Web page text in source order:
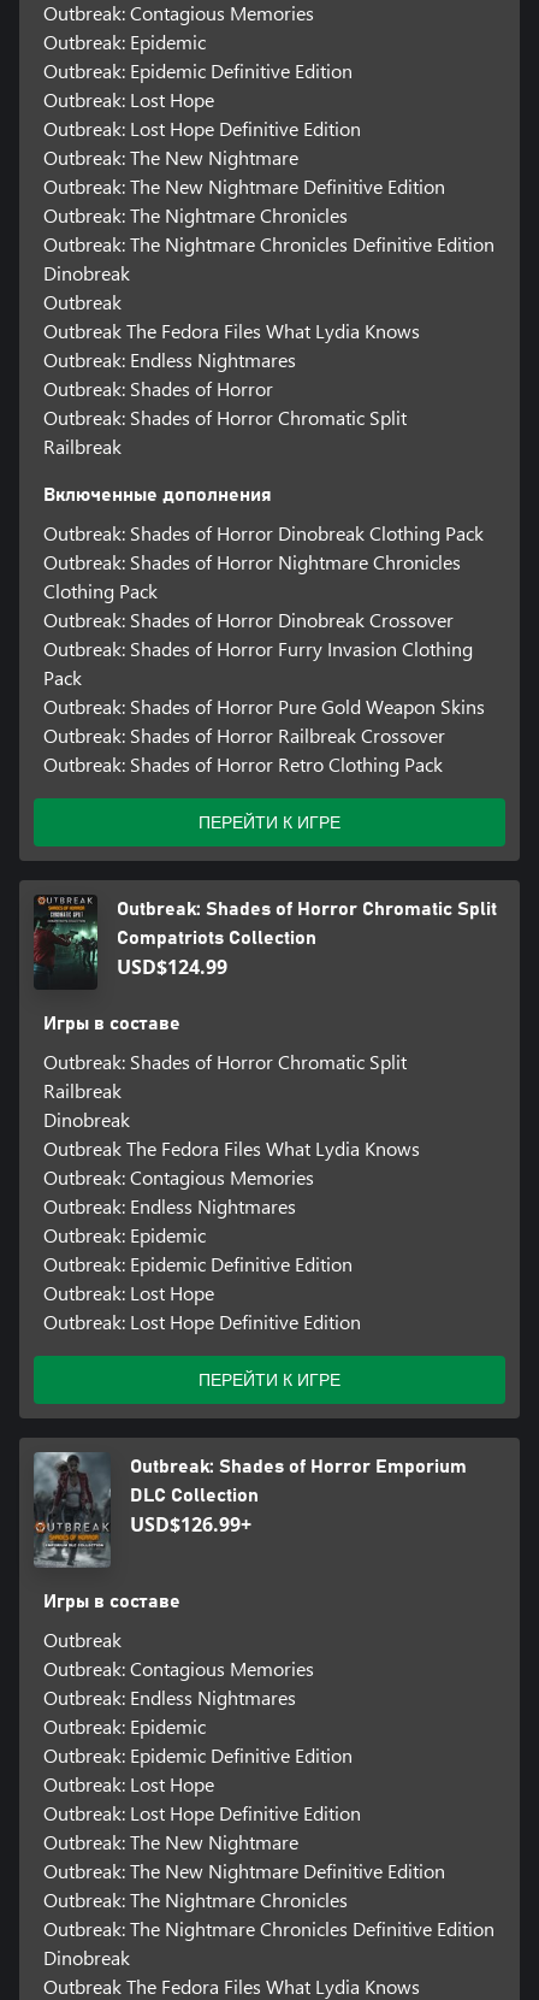
Outbreak: Contagious Memories
Outbreak: Epidemic
Outbreak: Epidemic Definitive Edition
Outbreak: Lost Hope
Outbreak: Lost Hope Definitive Edition
Outbreak: The New Nightmare
Outbreak: The New Nightmare Definitive Edition
Outbreak: The Nightmare Chronicles
Outbreak: The Nightmare Chronicles Definitive Edition
Dinobreak
Outbreak
Outbreak The Fedora Files What Lydia Knows
Outbreak: Endless Nightmares
Outbreak: Shades of Horror
Outbreak: Shades of Horror Chromatic Split
Railbreak
Включенные дополнения
Outbreak: Shades of Horror Dinobreak Clothing Pack
Outbreak: Shades of Horror Nightmare Chronicles
Clothing Pack
Outbreak: Shades of Horror Dinobreak Crossover
Outbreak: Shades of Horror Furry Invasion Clothing
Pack
Outbreak: Shades of Horror Pure Gold Weapon Skins
Outbreak: Shades of Horror Railbreak Crossover
Outbreak: Shades of Horror Retro Clothing Pack
ПЕРЕЙТИ К ИГРЕ
Outbreak: Shades of Horror Chromatic Split
Compatriots Collection
USD$124.99
Игры в составе
Outbreak: Shades of Horror Chromatic Split
Railbreak
Dinobreak
Outbreak The Fedora Files What Lydia Knows
Outbreak: Contagious Memories
Outbreak: Endless Nightmares
Outbreak: Epidemic
Outbreak: Epidemic Definitive Edition
Outbreak: Lost Hope
Outbreak: Lost Hope Definitive Edition
ПЕРЕЙТИ К ИГРЕ
Outbreak: Shades of Horror Emporium
DLC Collection
USD$126.99+
Игры в составе
Outbreak
Outbreak: Contagious Memories
Outbreak: Endless Nightmares
Outbreak: Epidemic
Outbreak: Epidemic Definitive Edition
Outbreak: Lost Hope
Outbreak: Lost Hope Definitive Edition
Outbreak: The New Nightmare
Outbreak: The New Nightmare Definitive Edition
Outbreak: The Nightmare Chronicles
Outbreak: The Nightmare Chronicles Definitive Edition
Dinobreak
Outbreak The Fedora Files What Lydia Knows